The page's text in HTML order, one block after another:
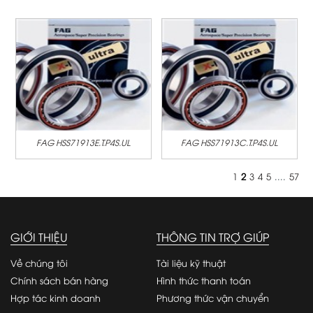
FAG HSS71913E.T.P4S.UL FAG HSS71913C.T.P4S.UL
1 2 3 4 5 .... 57
GIỚI THIỆU
Về chúng tôi
Chính sách bán hàng
Hợp tác kinh doanh
THÔNG TIN TRỢ GIÚP
Tài liệu kỹ thuật
Hình thức thanh toán
Phương thức vận chuyển